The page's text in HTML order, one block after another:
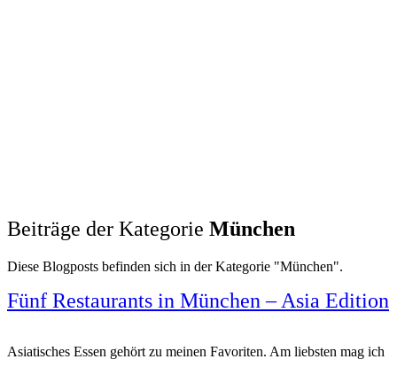
Beiträge der Kategorie München
Diese Blogposts befinden sich in der Kategorie "München".
Fünf Restaurants in München – Asia Edition
Asiatisches Essen gehört zu meinen Favoriten. Am liebsten mag ich